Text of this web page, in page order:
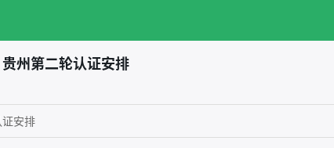
州第二轮认证安排
安排